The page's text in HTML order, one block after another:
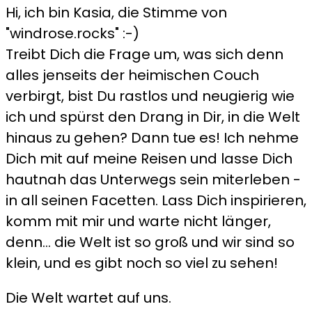
Hi, ich bin Kasia, die Stimme von
"windrose.rocks" :-)
Treibt Dich die Frage um, was sich denn
alles jenseits der heimischen Couch
verbirgt, bist Du rastlos und neugierig wie
ich und spürst den Drang in Dir, in die Welt
hinaus zu gehen? Dann tue es! Ich nehme
Dich mit auf meine Reisen und lasse Dich
hautnah das Unterwegs sein miterleben -
in all seinen Facetten. Lass Dich inspirieren,
komm mit mir und warte nicht länger,
denn... die Welt ist so groß und wir sind so
klein, und es gibt noch so viel zu sehen!
Die Welt wartet auf uns.